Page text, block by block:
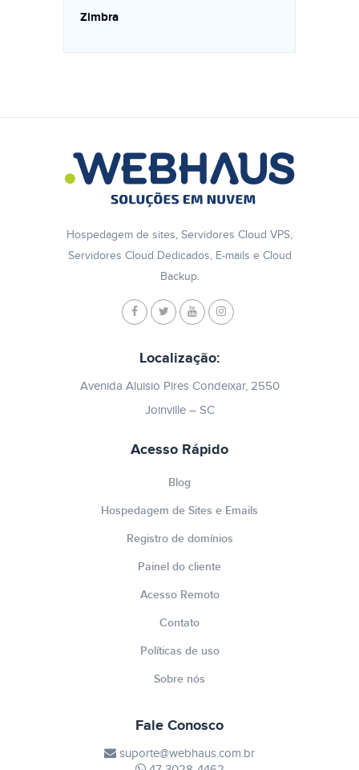
Zimbra
Hospedagem de sites, Servidores Cloud VPS,
Servidores Cloud Dedicados, E-mails e Cloud
Backup.
Localização:
Avenida Aluisio Pires Condeixar, 2550
Joinville – SC
Acesso Rápido
Blog
Hospedagem de Sites e Emails
Registro de domínios
Painel do cliente
Acesso Remoto
Contato
Políticas de uso
Sobre nós
Fale Conosco
suporte@webhaus.com.br